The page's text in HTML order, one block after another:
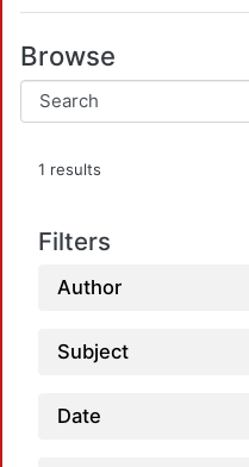
Browse
1 results
Filters
Author
Subject
Date